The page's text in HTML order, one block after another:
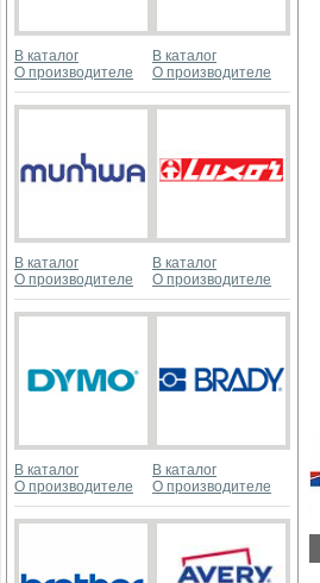
В каталог
О производителе
В каталог
О производителе
В каталог
О производителе
В каталог
О производителе
В каталог
О производителе
В каталог
О производителе